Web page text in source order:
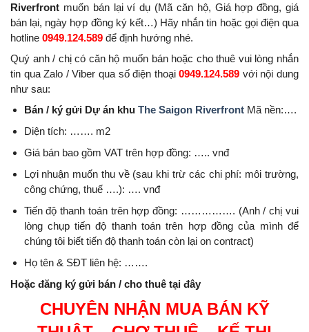
Riverfront muốn bán lại ví dụ (Mã căn hộ, Giá hợp đồng, giá
bán lại, ngày hợp đồng ký kết…) Hãy nhắn tin hoặc gọi điện qua
hotline 0949.124.589 để định hướng nhé.
Quý anh / chị có căn hộ muốn bán hoặc cho thuê vui lòng nhắn
tin qua Zalo / Viber qua số điện thoại0949.124.589 với nội dung
như sau:
Bán / ký gửi Dự án khu The Saigon Riverfront Mã nền:….
Diện tích: ……. m2
Giá bán bao gồm VAT trên hợp đồng: ….. vnđ
Lợi nhuận muốn thu về (sau khi trừ các chi phí: môi trường,
công chứng, thuế ….): …. vnđ
Tiến độ thanh toán trên hợp đồng: ……………. (Anh / chị vui
lòng chụp tiến độ thanh toán trên hợp đồng của mình để
chúng tôi biết tiến độ thanh toán còn lại on contract)
Họ tên & SĐT liên hệ: …….
Hoặc đăng ký gửi bán / cho thuê tại đây
CHUYÊN NHẬN MUA BÁN KỸ